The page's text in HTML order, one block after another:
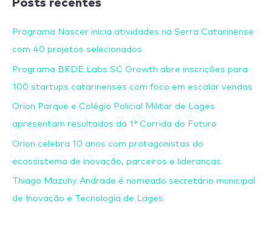
Programa Nascer inicia atividades na Serra Catarinense
com 40 projetos selecionados
Programa BRDE Labs SC Growth abre inscrições para
100 startups catarinenses com foco em escalar vendas
Orion Parque e Colégio Policial Militar de Lages
apresentam resultados da 1ª Corrida do Futuro
Orion celebra 10 anos com protagonistas do
ecossistema de inovação, parceiros e lideranças
Thiago Mazuhy Andrade é nomeado secretário municipal
de Inovação e Tecnologia de Lages